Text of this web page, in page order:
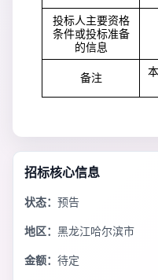
投标人主要资格
条件或投标准备
的信息
备注
招标核心信息
状态： 预告
地区： 黑龙江哈尔滨市
金额： 待定